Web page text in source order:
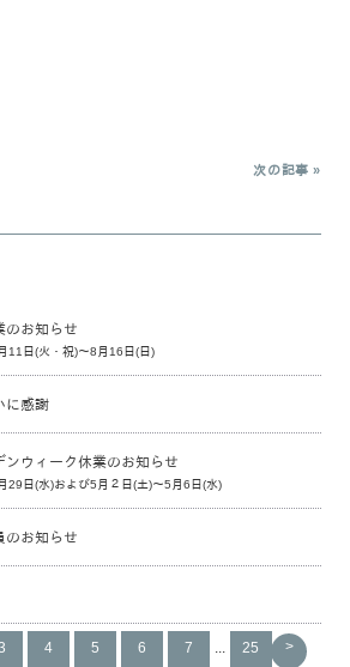
次の記事 »
のお知らせ
11日(火・祝)～8月16日(日)
に感謝
ンウィーク休業のお知らせ
29日(水)および5月２日(土)～5月6日(水)
のお知らせ
4 5 6 7 25 >